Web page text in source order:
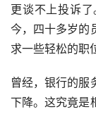
更谈不上投诉
今，四十多岁的
求一些轻松的职
曾经，银行的服
下降。这究竟是